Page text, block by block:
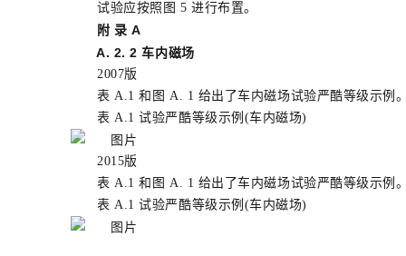
试验应按照图 5 进行布置。
附 录 A
A. 2. 2 车内磁场
2007版
表 A.1 和图 A. 1 给出了车内磁场试验严酷等级示例
表 A.1 试验严酷等级示例(车内磁场)
2015版
表 A.1 和图 A. 1 给出了车内磁场试验严酷等级示例
表 A.1 试验严酷等级示例(车内磁场)